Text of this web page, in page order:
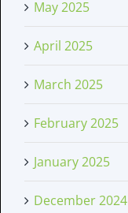
May 2025
April 2025
March 2025
February 2025
January 2025
December 2024